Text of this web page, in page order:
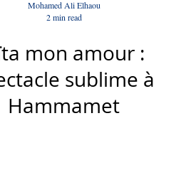
mon amour :
sublime à
Hammamet
Mohamed Ali Elhaou
2 min read